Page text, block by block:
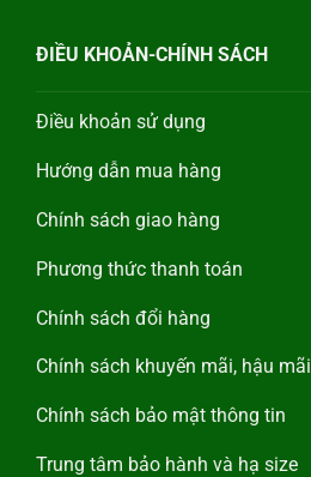
ĐIỀU KHOẢN-CHÍNH SÁCH
Điều khoản sử dụng
Hướng dẫn mua hàng
Chính sách giao hàng
Phương thức thanh toán
Chính sách đổi hàng
Chính sách khuyến mãi, hậu mãi
Chính sách bảo mật thông tin
Trung tâm bảo hành và hạ size